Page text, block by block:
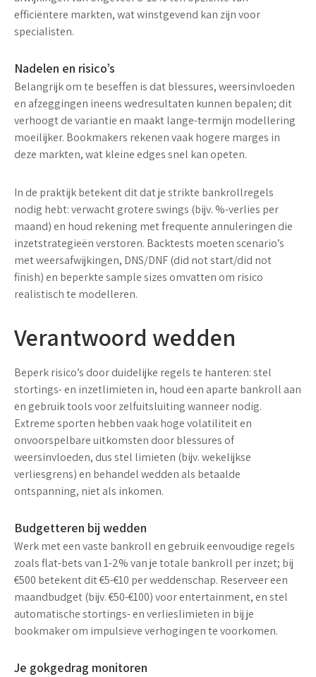
efficiëntere markten, wat winstgevend kan zijn voor
specialisten.
Nadelen en risico’s
Belangrijk om te beseffen is datblessures, weersinvloeden
en afzeggingen ineens wedresultaten kunnen bepalen; dit
verhoogt de variantie en maakt lange-termijn modellering
moeilijker. Bookmakers rekenen vaak hogere marges in
deze markten, wat kleine edges snel kan opeten.
In de praktijk betekent dit dat je strikte bankrollregels
nodig hebt: verwacht grotere swings (bijv. %-verlies per
maand) en houd rekening metfrequente annuleringen die
inzetstrategieën verstoren. Backtests moeten scenario’s
met weersafwijkingen, DNS/DNF (did not start/did not
finish) en beperkte sample sizes omvatten om risico
realistisch te modelleren.
Verantwoord wedden
Beperk risico’s door duidelijke regels te hanteren: stel
stortings- en inzetlimieten in, houd een aparte bankroll aan
en gebruik tools voor zelfuitsluiting wanneer nodig.
Extreme sporten hebben vaakhoge volatiliteiten
onvoorspelbare uitkomsten door blessures of
weersinvloeden, dusstel limieten (bijv. wekelijkse
verliesgrens) en behandel wedden als betaalde
ontspanning, niet als inkomen.
Budgetteren bij wedden
Werk met een vaste bankroll en gebruik eenvoudige regels
zoals flat-bets van1-2% van je totale bankroll per inzet; bij
€500 betekent dit €5-€10 per weddenschap. Reserveer een
maandbudget (bijv. €50-€100) voor entertainment, en stel
automatische stortings- en verlieslimieten in bij je
bookmaker om impulsieve verhogingen te voorkomen.
Je gokgedrag monitoren